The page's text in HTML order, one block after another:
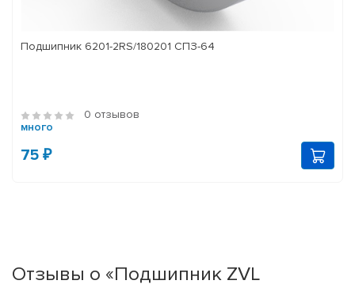
Подшипник 6201-2RS/180201 СПЗ-64
0 отзывов
много
75 ₽
Отзывы о «Подшипник ZVL